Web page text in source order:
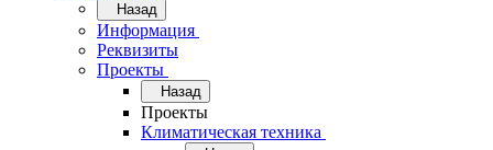
Назад
Информация
Реквизиты
Проекты
Назад
Проекты
Климатическая техника